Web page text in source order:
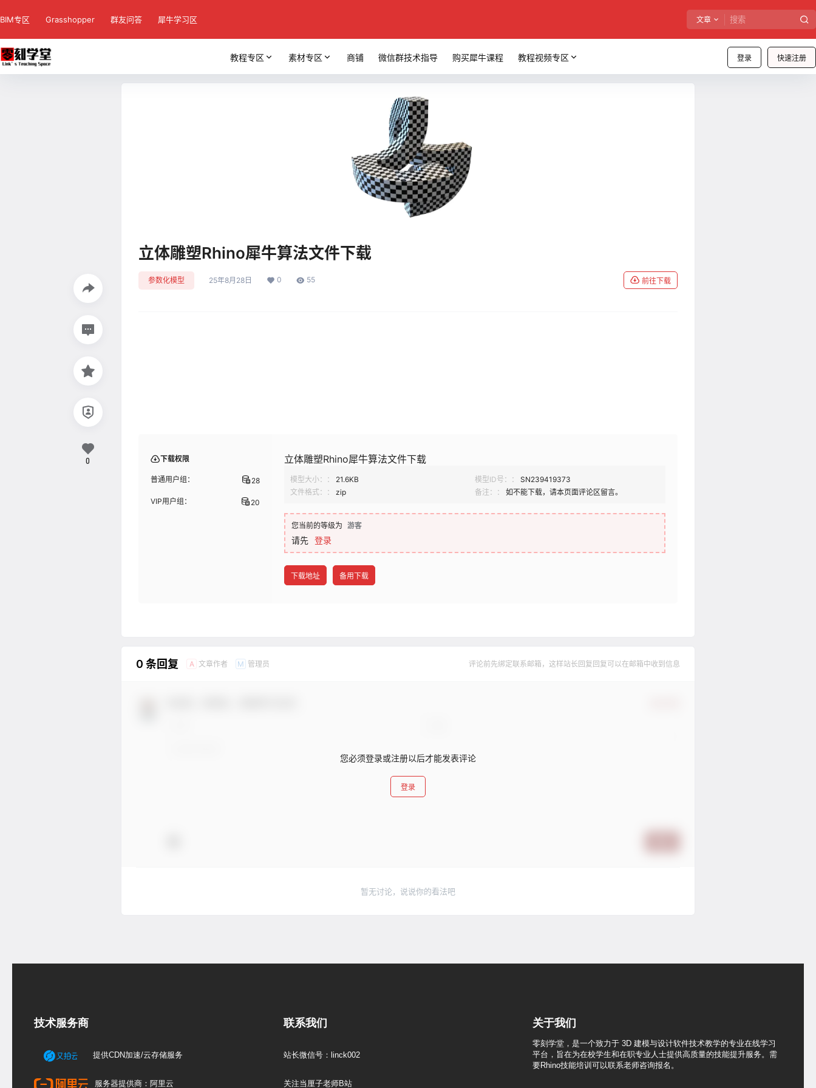
BIM专区 Grasshopper 群友问答 犀牛学习区 文章
登录 快速注册
教程专区 素材专区 商铺 微信群技术指导 购买犀牛课程 教程视频专区
立体雕塑Rhino犀牛算法文件下载
参数化模型 25年8月28日 0 55 前往下载
下载权限
普通用户组： 28
VIP用户组： 20
立体雕塑Rhino犀牛算法文件下载
模型大小：： 21.6KB 模型ID号：：
SN239419373
文件格式：：
zip 备注：： 如不能下载，请本页面评论区留言。
您当前的等级为 游客
请先 登录
下载地址 备用下载
0
0 条回复 A 文章作者 M 管理员 评论前先绑定联系邮箱，这样站长回复回复可以在邮箱中收到信息
您必须登录或注册以后才能发表评论
登录
暂无讨论，说说你的看法吧
技术服务商
提供CDN加速/云存储服务
服务器提供商：阿里云
联系我们
站长微信号：linck002
关注当厘子老师B站
关于我们
零刻学堂，是一个致力于 3D 建模与设计软件技术教学的专业在线学习
平台，旨在为在校学生和在职专业人士提供高质量的技能提升服务。需
要Rhino技能培训可以联系老师咨询报名。